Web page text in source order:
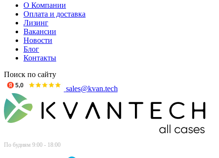
О Компании
Оплата и доставка
Лизинг
Вакансии
Новости
Блог
Контакты
Поиск по сайту
sales@kvan.tech
По будням 9:00 - 18:00